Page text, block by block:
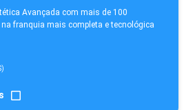
Avançada com mais de 100
franquia mais completa e tecnológica